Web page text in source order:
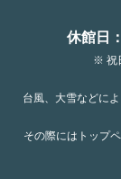
休館日：
※ 祝
台風、大雪などに
その際にはトップ